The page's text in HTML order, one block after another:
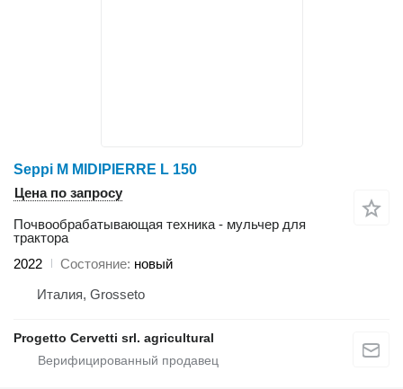
Seppi M MIDIPIERRE L 150
Цена по запросу
Почвообрабатывающая техника - мульчер для
трактора
2022
Состояние новый
Италия, Grosseto
Progetto Cervetti srl. agricultural